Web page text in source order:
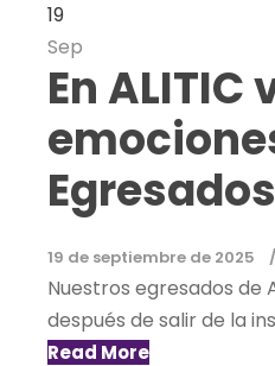
19
Sep
En
Egresados
19 de septiembre de 2025
Nuestros egresados de
después de salir de la
Read More